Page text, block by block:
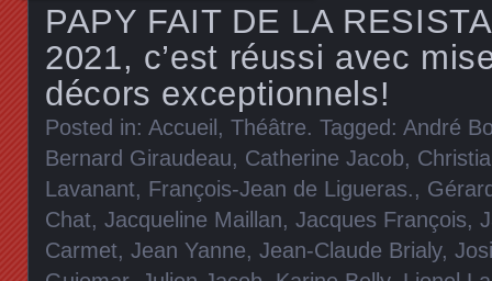
PAPY FAIT DE LA
2021, c’est réussi avec
décors exceptionnels!
Posted in: Accueil, Théâtre. Tagged: André
Bernard Giraudeau, Catherine Jacob,
Lavanant, François-Jean de Ligueras.,
Chat, Jacqueline Maillan, Jacques François,
Carmet, Jean Yanne, Jean-Claude Brialy,